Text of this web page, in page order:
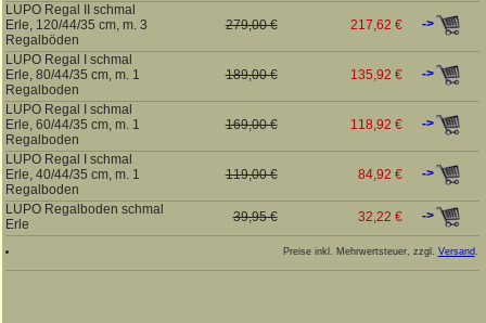
LUPO Regal II schmal
Erle, 120/44/35 cm, m. 3
Regalböden
279,00 € 217,62 € ->
LUPO Regal I schmal
Erle, 80/44/35 cm, m. 1
Regalboden
189,00 € 135,92 € ->
LUPO Regal I schmal
Erle, 60/44/35 cm, m. 1
Regalboden
169,00 € 118,92 € ->
LUPO Regal I schmal
Erle, 40/44/35 cm, m. 1
Regalboden
119,00 € 84,92 € ->
LUPO Regalboden schmal
Erle
39,95 € 32,22 € ->
Preise inkl. Mehrwertsteuer, zzgl. Versand.